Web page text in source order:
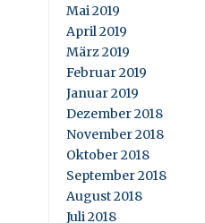
Mai 2019
April 2019
März 2019
Februar 2019
Januar 2019
Dezember 2018
November 2018
Oktober 2018
September 2018
August 2018
Juli 2018